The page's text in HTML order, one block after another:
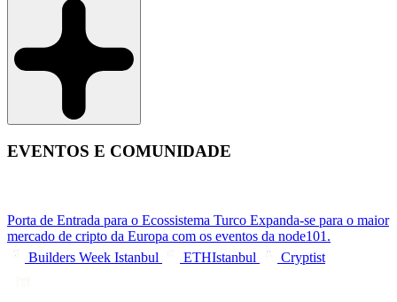
EVENTOS E COMUNIDADE
Porta de Entrada para o Ecossistema Turco Expanda-se para o maior
mercado de cripto da Europa com os eventos da node101.
Builders Week Istanbul
ETHIstanbul Cryptist